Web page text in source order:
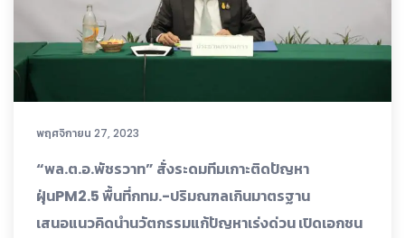
พฤศจิกายน 27, 2023
“พล.ต.อ.พัชรวาท” สั่งระดมทีมเกาะติดปัญหา
ฝุ่นPM2.5 พื้นที่กทม.-ปริมณฑลเกินมาตรฐาน
เสนอแนวคิดนำนวัตกรรมแก้ปัญหาเร่งด่วน เปิดเอกชน